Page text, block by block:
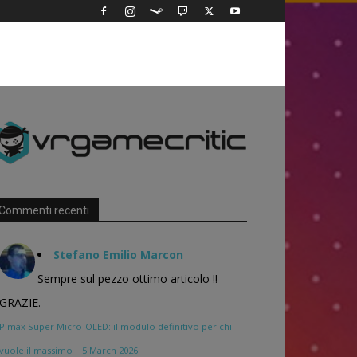
recenti
Stefano Emilio Marcon
Sempre sul pezzo ottimo articolo !!
GRAZIE.
Pimax Super Micro-OLED: il modulo definitivo per chi
vuole il massimo · 5 March 2026